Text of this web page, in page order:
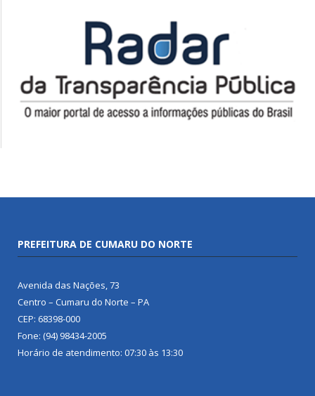
PREFEITURA DE CUMARU DO NORTE
Avenida das Nações, 73
Centro – Cumaru do Norte – PA
CEP: 68398-000
Fone: (94) 98434-2005
Horário de atendimento: 07:30 às 13:30